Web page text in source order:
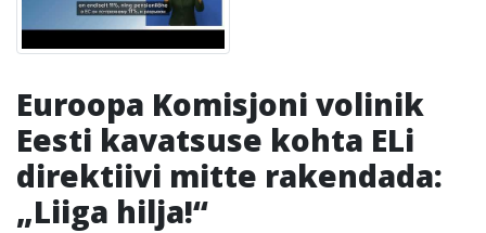
Euroopa Komisjoni volinik
Eesti kavatsuse kohta ELi
direktiivi mitte rakendada:
„Liiga hilja!“